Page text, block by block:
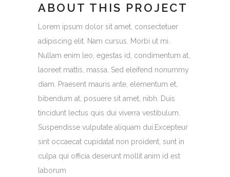
ABOUT THIS PROJECT
Lorem ipsum dolor sit amet, consectetuer
adipiscing elit. Nam cursus. Morbi ut mi.
Nullam enim leo, egestas id, condimentum at,
laoreet mattis, massa. Sed eleifend nonummy
diam. Praesent mauris ante, elementum et,
bibendum at, posuere sit amet, nibh. Duis
tincidunt lectus quis dui viverra vestibulum.
Suspendisse vulputate aliquam dui.Excepteur
sint occaecat cupidatat non proident, sunt in
culpa qui officia deserunt mollit anim id est
laborum